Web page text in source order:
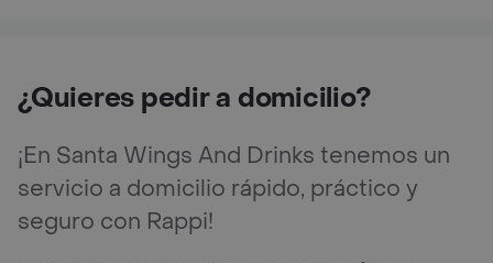
¿Quieres pedir a domicilio?
¡En Santa Wings And Drinks tenemos un
servicio a domicilio rápido, práctico y
seguro con Rappi!